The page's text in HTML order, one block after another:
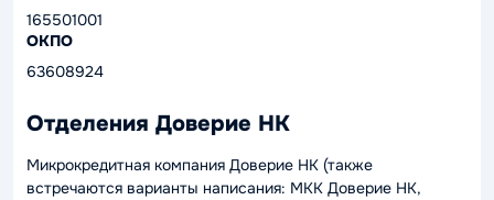
165501001
ОКПО
63608924
Отделения Доверие НК
Микрокредитная компания Доверие НК (также
встречаются варианты написания: МКК Доверие НК,